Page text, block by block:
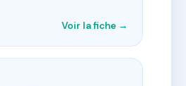
Voir la fiche →